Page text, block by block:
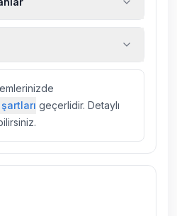
dahil değildir.
olarak ilaçlama
rağmen çevrede
vs. bulunma ihtimali
çalışmaları
Bu çalışma nedeniyle yol
geçerlidir. Detaylı